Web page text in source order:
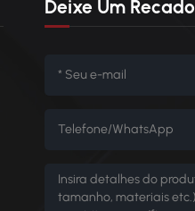
Deixe Um Recado